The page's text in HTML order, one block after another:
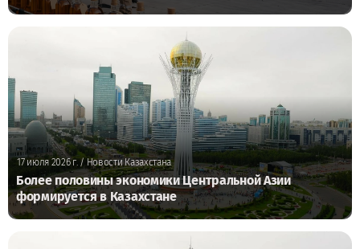
17 июля 2026 г./ Новости Казахстана
Более половины экономики Центральной Азии
формируется в Казахстане